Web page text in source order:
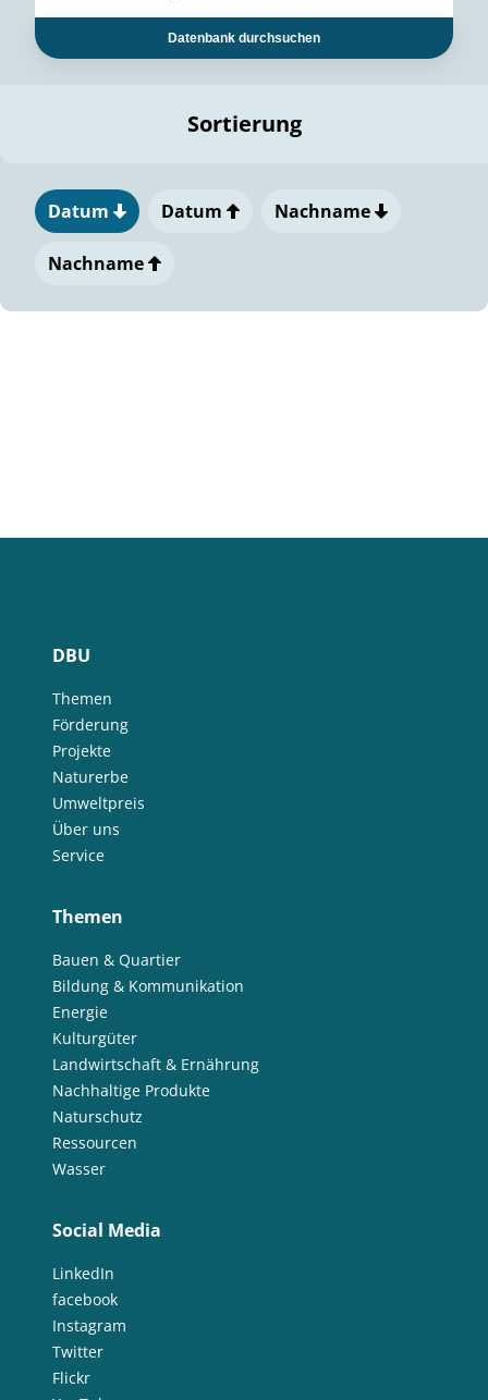
Datenbank durchsuchen
Sortierung
Datum Datum Nachname
Nachname
DBU
Themen
Förderung
Projekte
Naturerbe
Umweltpreis
Über uns
Service
Themen
Bauen & Quartier
Bildung & Kommunikation
Energie
Kulturgüter
Landwirtschaft & Ernährung
Nachhaltige Produkte
Naturschutz
Ressourcen
Wasser
Social Media
LinkedIn
facebook
Instagram
Twitter
Flickr